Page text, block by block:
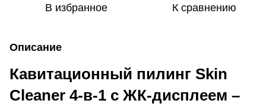
В избранное К сравнению
Описание
Кавитационный пилинг Skin
Cleaner 4-в-1 с ЖК-дисплеем –